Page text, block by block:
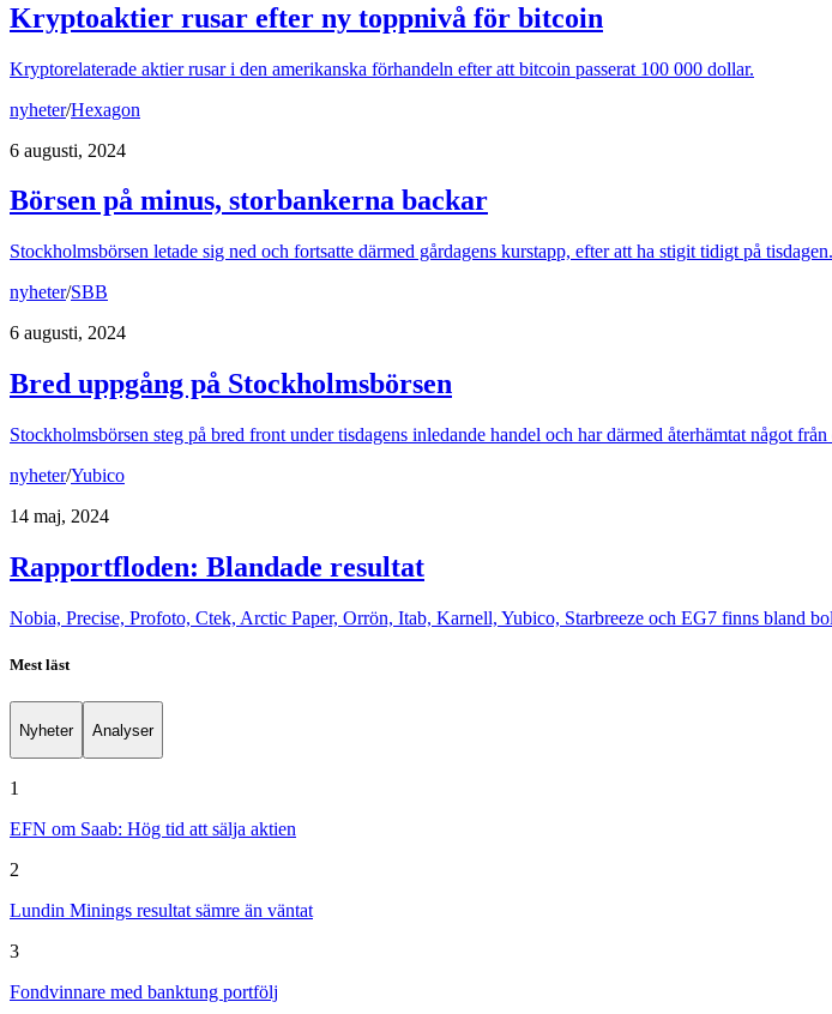
Kryptoaktier rusar efter ny toppnivå för bitcoin
Kryptorelaterade aktier rusar i den amerikanska förhandeln efter att bitcoin passerat 100 000 dollar.
nyheter/Hexagon
6 augusti, 2024
Börsen på minus, storbankerna backar
Stockholmsbörsen letade sig ned och fortsatte därmed gårdagens kurstapp, efter att ha stigit tidigt på tisdagen.
nyheter/SBB
6 augusti, 2024
Bred uppgång på Stockholmsbörsen
Stockholmsbörsen steg på bred front under tisdagens inledande handel och har därmed återhämtat något från
nyheter/Yubico
14 maj, 2024
Rapportfloden: Blandade resultat
Nobia, Precise, Profoto, Ctek, Arctic Paper, Orrön, Itab, Karnell, Yubico, Starbreeze och EG7 finns bland
Mest läst
Nyheter Analyser
1
EFN om Saab: Hög tid att sälja aktien
2
Lundin Minings resultat sämre än väntat
3
Fondvinnare med banktung portfölj